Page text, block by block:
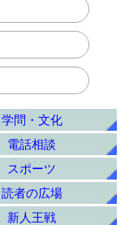
学問・文化
電話相談
スポーツ
読者の広場
新人王戦